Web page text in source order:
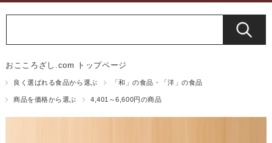
おこころざし.com トップページ
良く選ばれる食品から選ぶ 「和」の食品・「洋」の食品
商品を価格から選ぶ 4,401～6,600円の商品